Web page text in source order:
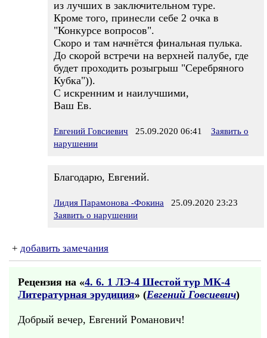
из лучших в заключительном туре.
Кроме того, принесли себе 2 очка в
"Конкурсе вопросов".
Скоро и там начнётся финальная пулька.
До скорой встречи на верхней палубе, где
будет проходить розыгрыш "Серебряного
Кубка")).
С искренним и наилучшими,
Ваш Ев.
Евгений Говсиевич 25.09.2020 06:41
Заявить о
нарушении
Благодарю, Евгений.
Лидия Парамонова -Фокина 25.09.2020 23:23
Заявить о нарушении
+ добавить замечания
Рецензия на «4. 6. 1 ЛЭ-4 Шестой тур МК-4
Литературная эрудиция» (Евгений Говсиевич)
Добрый вечер, Евгений Романович!